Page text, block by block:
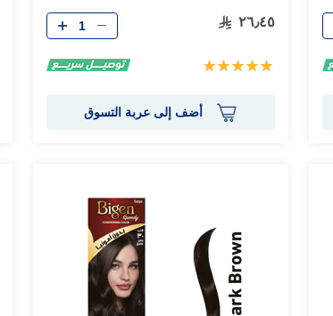
٢٦٫٤٥
تقييم:
الكمية
أضف إلى عربة التسوق